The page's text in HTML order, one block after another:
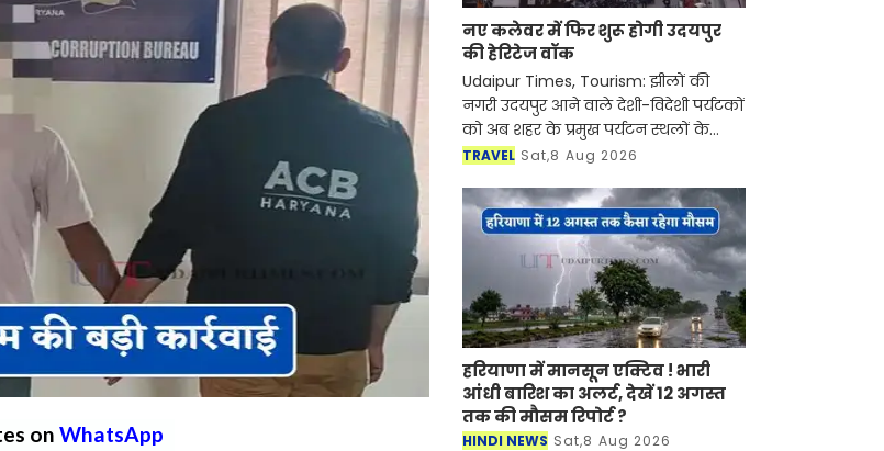
on WhatsApp
नए कलेवर में फिर शुरू होगी उदयपुर
की हेरिटेज वॉक
Udaipur Times, Tourism: झीलों की
नगरी उदयपुर आने वाले देशी-विदेशी पर्यटकों
को अब शहर के प्रमुख पर्यटन स्थलों के
साथ-साथ इसकी समृद्ध सांस्कृतिक विरासत,
रूबरू करवान
TRAVEL Sat,8 Aug 2026
हरियाणा में मानसून एक्टिव ! भारी
आंधी बारिश का अलर्ट, देखें 12 अगस्त
तक की मौसम रिपोर्ट ?
HINDI NEWS Sat,8 Aug 2026